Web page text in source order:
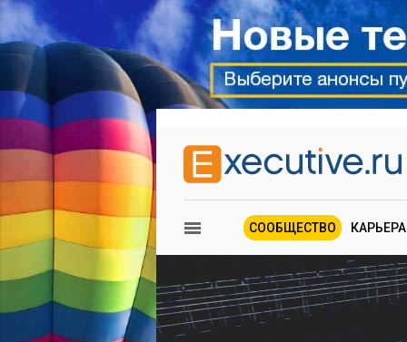
СООБЩЕСТВО КАРЬЕРА